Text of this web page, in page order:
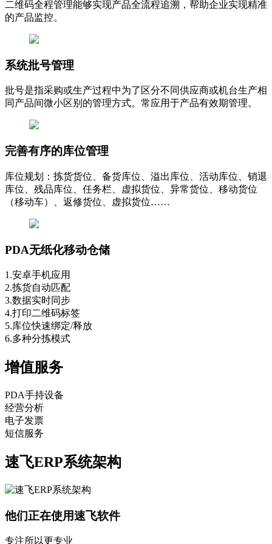
二维码全程管理能够实现产品全流程追溯，帮助企业实现精准
的产品监控。
系统批号管理
批号是指采购或生产过程中为了区分不同供应商或机台生产相
同产品间微小区别的管理方式。常应用于产品有效期管理。
完善有序的库位管理
库位规划：拣货货位、备货库位、溢出库位、活动库位、销退
库位、残品库位、任务栏、虚拟货位、异常货位、移动货位
（移动车）、返修货位、虚拟货位……
PDA无纸化移动仓储
1.安卓手机应用
2.拣货自动匹配
3.数据实时同步
4.打印二维码标签
5.库位快速绑定/释放
6.多种分拣模式
增值服务
PDA手持设备
经营分析
电子发票
短信服务
速飞ERP系统架构
他们正在使用速飞软件
专注所以更专业